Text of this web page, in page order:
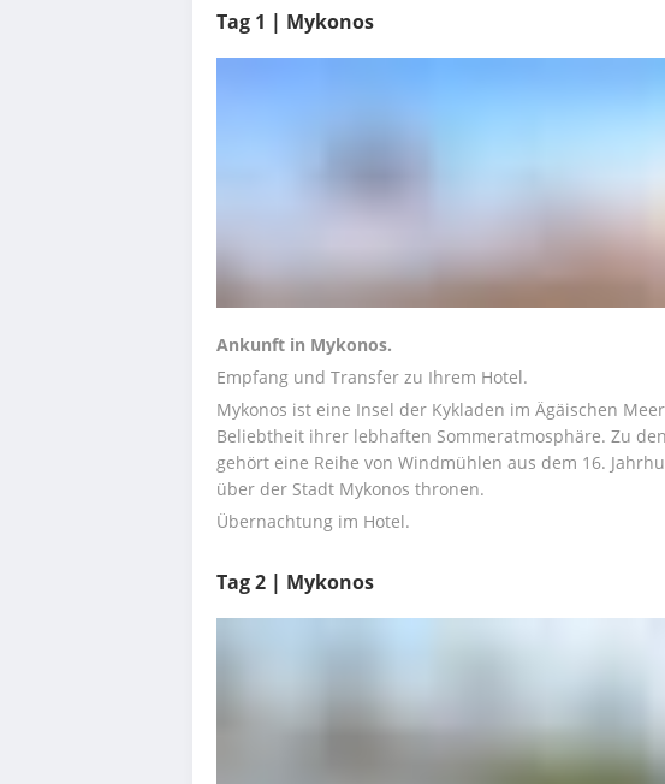
Tag 1 | Mykonos
Ankunft in Mykonos.
Empfang und Transfer zu Ihrem Hotel.
Mykonos ist eine Insel der Kykladen im Ägäischen
Beliebtheit ihrer lebhaften Sommeratmosphäre. Zu
gehört eine Reihe von Windmühlen aus dem 16.
über der Stadt Mykonos thronen.
Übernachtung im Hotel.
Tag 2 | Mykonos